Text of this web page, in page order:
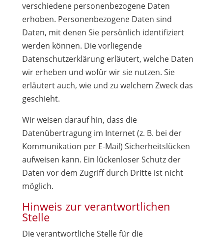
verschiedene personenbezogene Daten
erhoben. Personenbezogene Daten sind
Daten, mit denen Sie persönlich identifiziert
werden können. Die vorliegende
Datenschutzerklärung erläutert, welche Daten
wir erheben und wofür wir sie nutzen. Sie
erläutert auch, wie und zu welchem Zweck das
geschieht.
Wir weisen darauf hin, dass die
Datenübertragung im Internet (z. B. bei der
Kommunikation per E-Mail) Sicherheitslücken
aufweisen kann. Ein lückenloser Schutz der
Daten vor dem Zugriff durch Dritte ist nicht
möglich.
Hinweis zur verantwortlichen
Stelle
Die verantwortliche Stelle für die